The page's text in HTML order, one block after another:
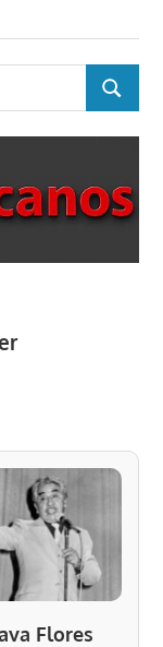
BUSCAR
Flores